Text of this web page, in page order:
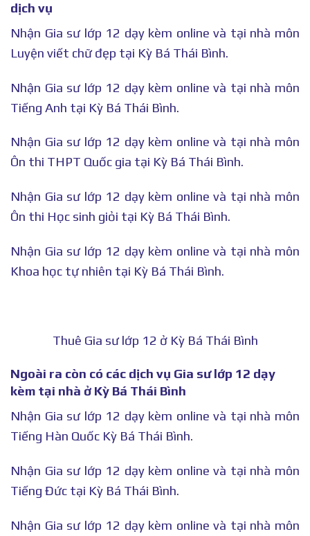
dịch vụ
Nhận Gia sư lớp 12 dạy kèm online và tại nhà môn
Luyện viết chữ đẹp tại Kỳ Bá Thái Bình.
Nhận Gia sư lớp 12 dạy kèm online và tại nhà môn
Tiếng Anh tại Kỳ Bá Thái Bình.
Nhận Gia sư lớp 12 dạy kèm online và tại nhà môn
Ôn thi THPT Quốc gia tại Kỳ Bá Thái Bình.
Nhận Gia sư lớp 12 dạy kèm online và tại nhà môn
Ôn thi Học sinh giỏi tại Kỳ Bá Thái Bình.
Nhận Gia sư lớp 12 dạy kèm online và tại nhà môn
Khoa học tự nhiên tại Kỳ Bá Thái Bình.
Thuê Gia sư lớp 12 ở Kỳ Bá Thái Bình
Ngoài ra còn có các dịch vụ Gia sư lớp 12 dạy
kèm tại nhà ở Kỳ Bá Thái Bình
Nhận Gia sư lớp 12 dạy kèm online và tại nhà môn
Tiếng Hàn Quốc Kỳ Bá Thái Bình.
Nhận Gia sư lớp 12 dạy kèm online và tại nhà môn
Tiếng Đức tại Kỳ Bá Thái Bình.
Nhận Gia sư lớp 12 dạy kèm online và tại nhà môn